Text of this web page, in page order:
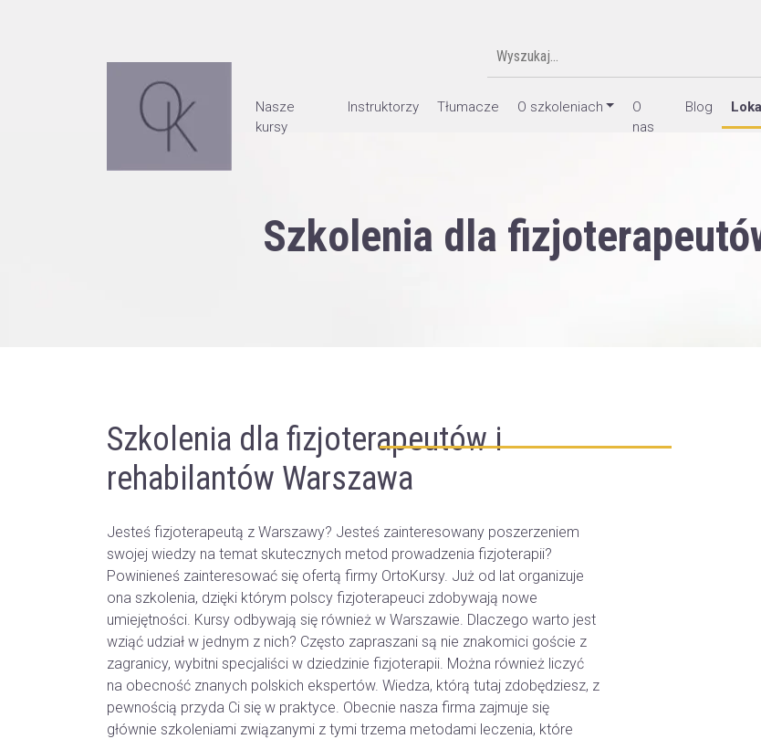
Nasze
kursy
Instruktorzy Tłumacze O szkoleniach
O
nas
Blog
Szkolenia dla
Szkolenia dla fizjoterapeutów i
rehabilantów Warszawa
Jesteś fizjoterapeutą z Warszawy? Jesteś zainteresowany poszerzeniem
swojej wiedzy na temat skutecznych metod prowadzenia fizjoterapii?
Powinieneś zainteresować się ofertą firmy OrtoKursy. Już od lat organizuje
ona szkolenia, dzięki którym polscy fizjoterapeuci zdobywają nowe
umiejętności. Kursy odbywają się również w Warszawie. Dlaczego warto jest
wziąć udział w jednym z nich? Często zapraszani są nie znakomici goście z
zagranicy, wybitni specjaliści w dziedzinie fizjoterapii. Można również liczyć
na obecność znanych polskich ekspertów. Wiedza, którą tutaj zdobędziesz, z
pewnością przyda Ci się w praktyce. Obecnie nasza firma zajmuje się
głównie szkoleniami związanymi z tymi trzema metodami leczenia, które